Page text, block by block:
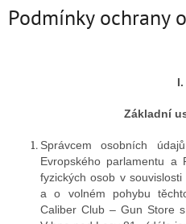
Podmínky ochrany
I.
Základní
Správcem osobních
Evropského parlamentu a
fyzických osob v
a o volném pohybu
Caliber Club – Gun Store